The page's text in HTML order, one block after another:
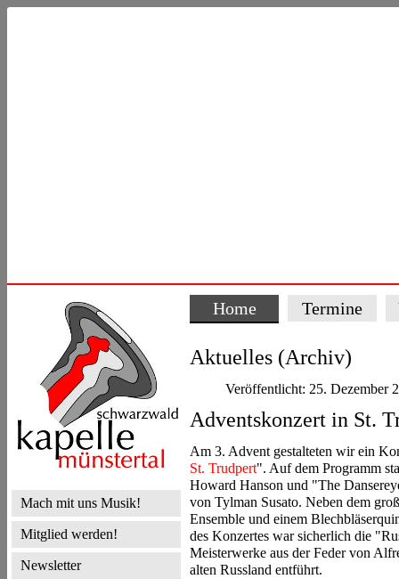
Mach mit uns Musik!
Mitglied werden!
Newsletter
Home Termine
Aktuelles (Archiv)
Veröffentlicht: 25. Dezember
Adventskonzert in St.
Am 3. Advent gestalteten wir ein
St. Trudpert". Auf dem Programm
Howard Hanson und "The
von Tylman Susato. Neben dem
Ensemble und einem
des Konzertes war sicherlich die
Meisterwerke aus der Feder von
alten Russland entführt.